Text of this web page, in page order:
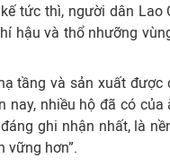
tức thì, người dân Lao
hậu và thổ nhưỡng
tầng và sản xuất được
nhiều hộ đã có của
ghi nhận nhất, là
vững hơn”.